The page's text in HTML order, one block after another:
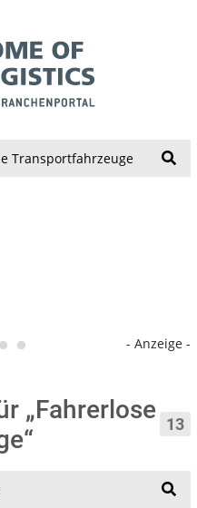
- Anzeige -
„Fahrerlose 13